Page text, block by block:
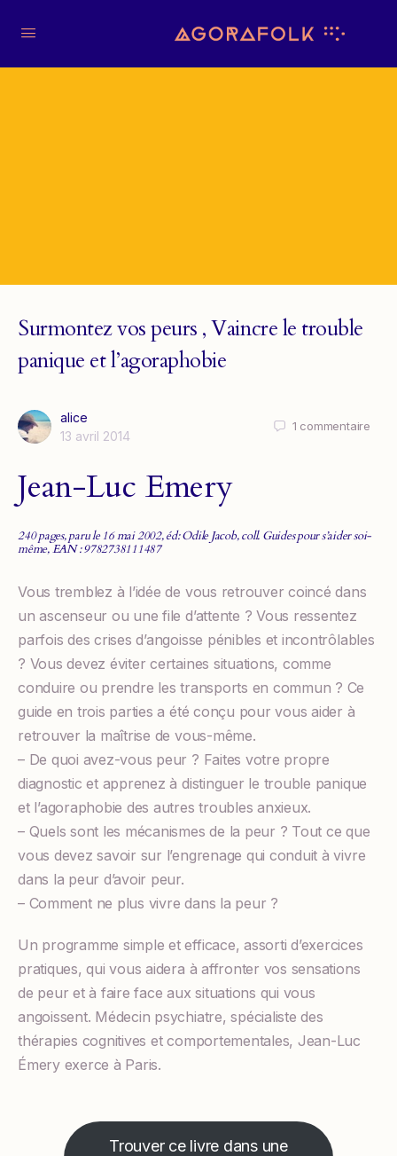
Surmontez vos peurs , Vaincre le trouble
panique et l’agoraphobie
alice
13 avril 2014
1 commentaire
Jean-Luc Emery
240 pages, paru le 16 mai 2002, éd: Odile Jacob, coll. Guides pour s’aider soi-
même, EAN : 9782738111487
Vous tremblez à l’idée de vous retrouver coincé dans
un ascenseur ou une file d’attente ? Vous ressentez
parfois des crises d’angoisse pénibles et incontrôlables
? Vous devez éviter certaines situations, comme
conduire ou prendre les transports en commun ? Ce
guide en trois parties a été conçu pour vous aider à
retrouver la maîtrise de vous-même.
– De quoi avez-vous peur ? Faites votre propre
diagnostic et apprenez à distinguer le trouble panique
et l’agoraphobie des autres troubles anxieux.
– Quels sont les mécanismes de la peur ? Tout ce que
vous devez savoir sur l’engrenage qui conduit à vivre
dans la peur d’avoir peur.
– Comment ne plus vivre dans la peur ?
Un programme simple et efficace, assorti d’exercices
pratiques, qui vous aidera à affronter vos sensations
de peur et à faire face aux situations qui vous
angoissent. Médecin psychiatre, spécialiste des
thérapies cognitives et comportementales, Jean-Luc
Émery exerce à Paris.
Trouver ce livre dans une